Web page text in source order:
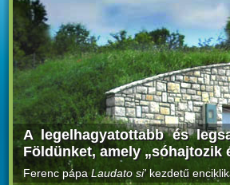
A legelhagyatottabb és
Földünket, amely „sóhajtozik
Ferenc pápaLaudato si'kezdetű